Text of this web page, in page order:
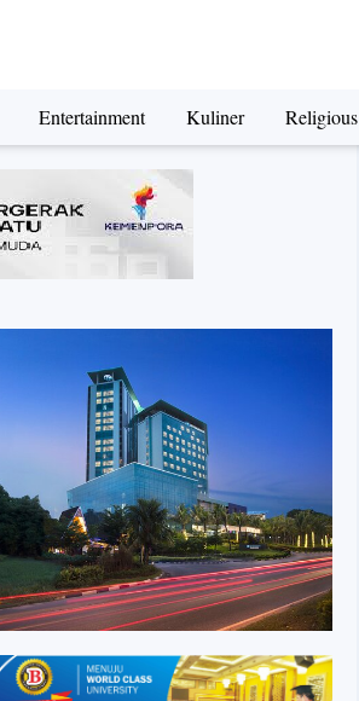
Entertainment Kuliner Religious